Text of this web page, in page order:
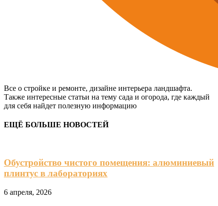
Все о стройке и ремонте, дизайне интерьера ландшафта.
Также интересные статьи на тему сада и огорода, где каждый
для себя найдет полезную информацию
ЕЩЁ БОЛЬШЕ НОВОСТЕЙ
Обустройство чистого помещения: алюминиевый
плинтус в лабораториях
6 апреля, 2026